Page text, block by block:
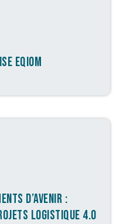
EQIOM
D’AVENIR :
LOGISTIQUE 4.0